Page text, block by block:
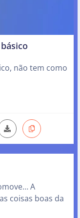
não tem como
A
coisas boas da